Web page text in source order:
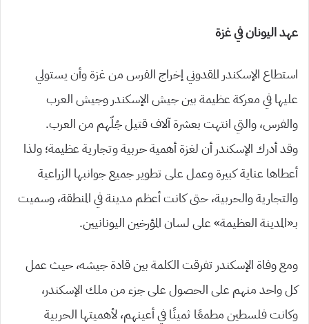
عهد اليونان في غزة
استطاع الإسكندر المقدوني إخراج الفرس من غزة وأن يستولي
عليها في معركة عظيمة بين جيش الإسكندر وجيش العرب
والفرس، والتي انتهت بعشرة آلاف قتيل جُلّهم من العرب.
وقد أدرك الإسكندر أن لغزة أهمية حربية وتجارية عظيمة؛ ولذا
أعطاها عناية كبيرة وعمل على تطوير جميع جوانبها الزراعية
والتجارية والحربية، حتى كانت أعظم مدينة في المنطقة، وسميت
بـ«المدينة العظيمة» على لسان المؤرخين اليونانيين.
ومع وفاة الإسكندر تفرقت الكلمة بين قادة جيشه، حيث عمل
كل واحد منهم على الحصول على جزء من ملك الإسكندر،
وكانت فلسطين مطمعًا ثمينًا في أعينهم، لأهميتها الحربية